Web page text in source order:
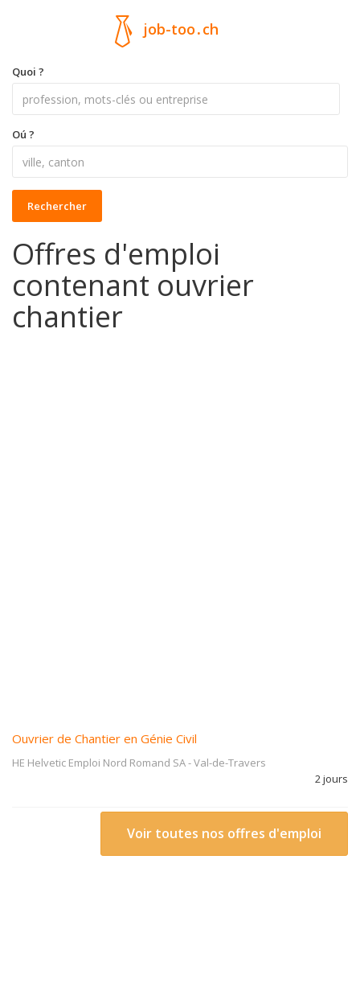
job-too.ch
Quoi ?
Oú ?
Rechercher
Offres d'emploi
contenant ouvrier
chantier
Ouvrier de Chantier en Génie Civil
HE Helvetic Emploi Nord Romand SA-Val-de-Travers
2 jours
Voir toutes nos offres d'emploi